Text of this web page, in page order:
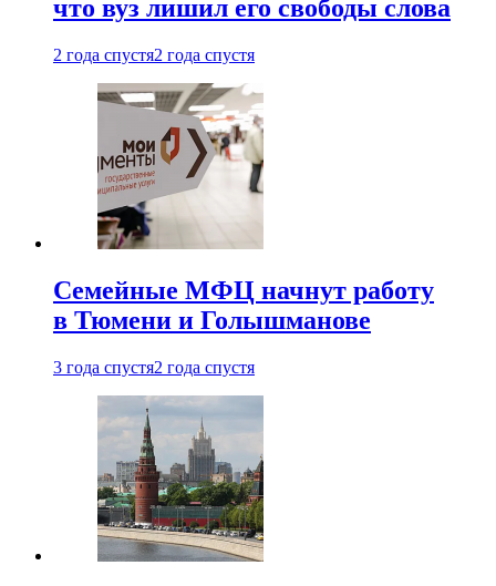
что вуз лишил его свободы слова
2 года спустя2 года спустя
Семейные МФЦ начнут работу
в Тюмени и Голышманове
3 года спустя2 года спустя